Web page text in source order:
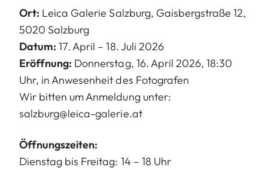
Ort: Leica Galerie Salzburg, Gaisbergstraße 12,
5020 Salzburg
Datum: 17. April – 18. Juli 2026
Eröffnung: Donnerstag, 16. April 2026, 18:30
Uhr, in Anwesenheit des Fotografen
Wir bitten um Anmeldung unter:
salzburg@leica-galerie.at
Öffnungszeiten:
Dienstag bis Freitag: 14 – 18 Uhr